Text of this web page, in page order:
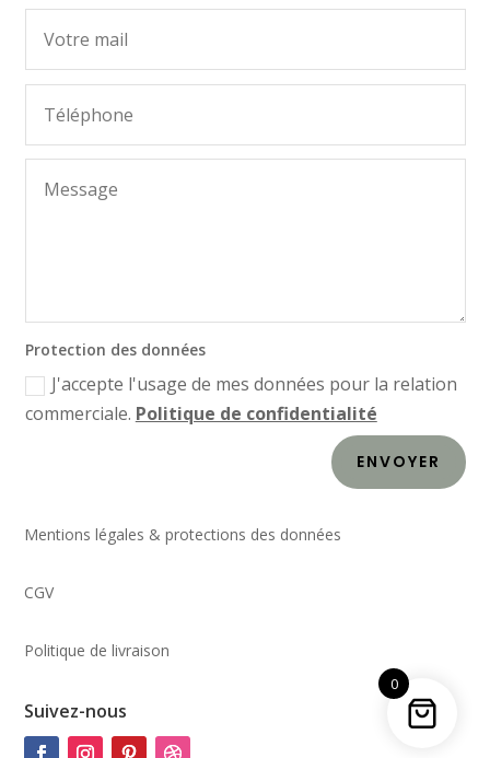
Protection des données
J'accepte l'usage de mes données pour la relation
commerciale. Politique de confidentialité
ENVOYER
Mentions légales & protections des données
CGV
Politique de livraison
Suivez-nous
0